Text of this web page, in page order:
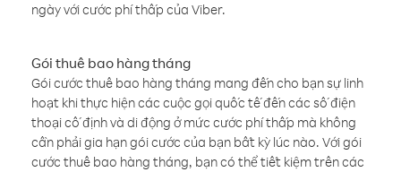
ngày với cước phí thấp của Viber.
Gói thuê bao hàng tháng
Gói cước thuê bao hàng tháng mang đến cho bạn sự linh
hoạt khi thực hiện các cuộc gọi quốc tế đến các số điện
thoại cố định và di động ở mức cước phí thấp mà không
cần phải gia hạn gói cước của bạn bất kỳ lúc nào. Với gói
cước thuê bao hàng tháng, bạn có thể tiết kiệm trên các